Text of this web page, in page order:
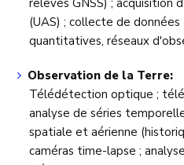
relevés GNSS) ; acquisition
(UAS) ; collecte de
quantitatives, réseaux
Observation de la Terre:
Télédétection optique ;
analyse de séries
spatiale et aérienne
caméras time-lapse ;